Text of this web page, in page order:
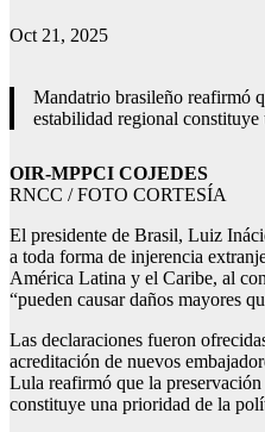
Oct 21, 2025
Mandatrio brasileño reafirmó
estabilidad regional
OIR-MPPCI COJEDES
RNCC / FOTO CORTESÍA
El presidente de Brasil, Luiz
a toda forma de injerencia
América Latina y el Caribe, al
“pueden causar daños mayores
Las declaraciones fueron
acreditación de nuevos
Lula reafirmó que la
constituye una prioridad de la